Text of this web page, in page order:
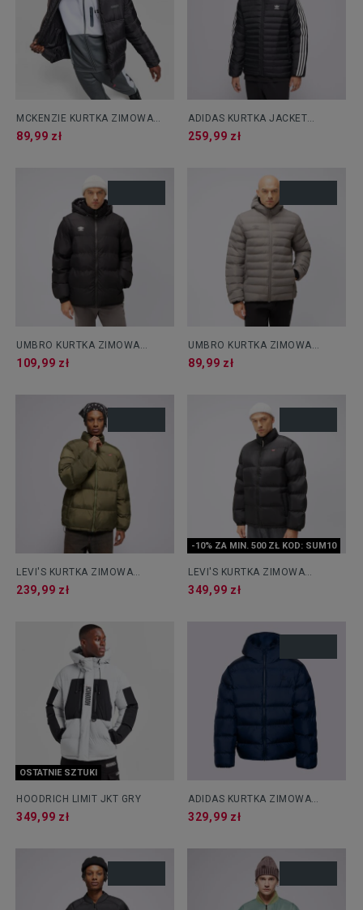
MCKENZIE KURTKA ZIMOWA
KNOX BUBL JKT BLK-BLK
89,99 zł
ADIDAS KURTKA JACKET
ORIGINALS BLK
259,99 zł
UMBRO KURTKA ZIMOWA
HOOTON II
109,99 zł
UMBRO KURTKA ZIMOWA
ZELSTON
89,99 zł
LEVI'S KURTKA ZIMOWA
PIEDMONT SHORT RED BW
239,99 zł
-10% ZA MIN. 500 ZŁ KOD: SUM10
LEVI'S KURTKA ZIMOWA
PIEDMONT SHORT RED BW
349,99 zł
OSTATNIE SZTUKI
HOODRICH LIMIT JKT GRY
349,99 zł
ADIDAS KURTKA ZIMOWA
COMMERCIAL PUFF
329,99 zł